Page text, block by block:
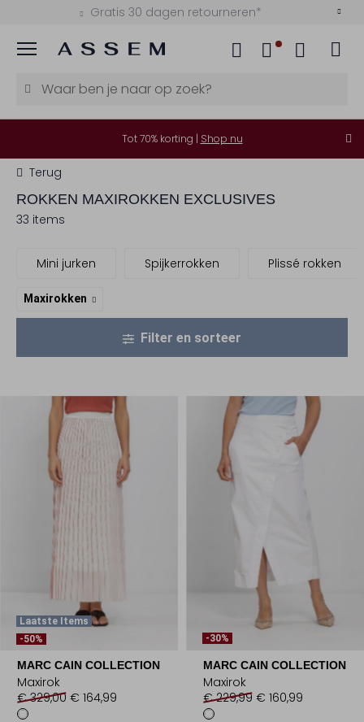
Betaal achteraf met Klarna
Menu
Tot 70% korting | Shop nu
Terug
ROKKEN MAXIROKKEN EXCLUSIVES
33 items
Mini jurken Spijkerrokken Plissé rokken
Maxirokken
Filter en sorteer
Laatste Items
-50%
MARC CAIN COLLECTION
Maxirok
€ 329,00 € 164,99
-30%
MARC CAIN COLLECTION
Maxirok
€ 229,99 € 160,99